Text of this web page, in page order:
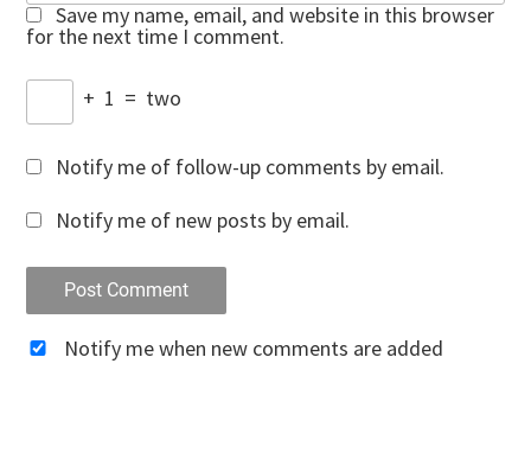
Save my name, email, and website in this browser
for the next time I comment.
+ 1 = two
Notify me of follow-up comments by email.
Notify me of new posts by email.
Notify me when new comments are added